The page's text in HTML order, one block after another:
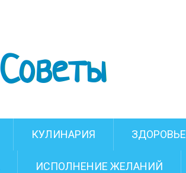
КУЛИНАРИЯ ЗДОРОВЬЕ
ИСПОЛНЕНИЕ ЖЕЛАНИЙ